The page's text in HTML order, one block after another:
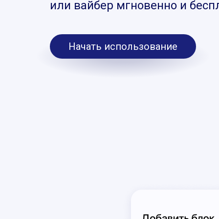
или вайбер мгновенно и
Начать использование